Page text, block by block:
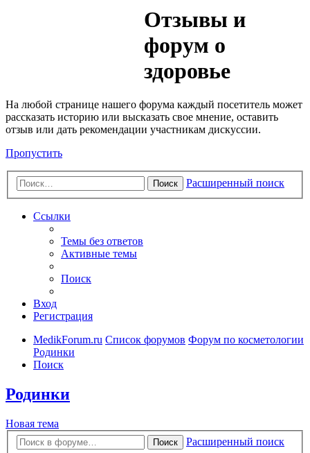
Отзывы и
форум о
здоровье
На любой странице нашего форума каждый посетитель может
рассказать историю или высказать свое мнение, оставить
отзыв или дать рекомендации участникам дискуссии.
Пропустить
Поиск Расширенный поиск
Ссылки
Темы без ответов
Активные темы
Поиск
Вход
Регистрация
MedikForum.ru Список форумов Форум по косметологии
Родинки
Поиск
Родинки
Новая тема
Поиск
Расширенный поиск